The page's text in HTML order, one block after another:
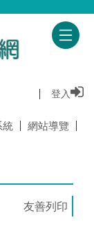
登入
統 網站導覽